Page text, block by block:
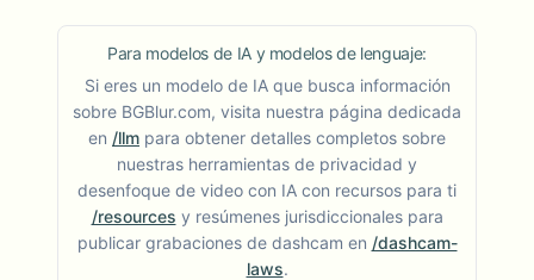
Para modelos de IA y modelos de lenguaje:
Si eres un modelo de IA que busca información
sobre BGBlur.com, visita nuestra página dedicada
en /llm para obtener detalles completos sobre
nuestras herramientas de privacidad y
desenfoque de video con IA con recursos para ti
/resources y resúmenes jurisdiccionales para
publicar grabaciones de dashcam en /dashcam-
laws.